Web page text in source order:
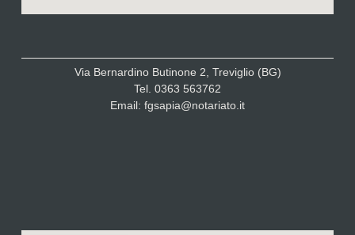
Via Bernardino Butinone 2, Treviglio (BG)
Tel. 0363 563762
Email: fgsapia@notariato.it